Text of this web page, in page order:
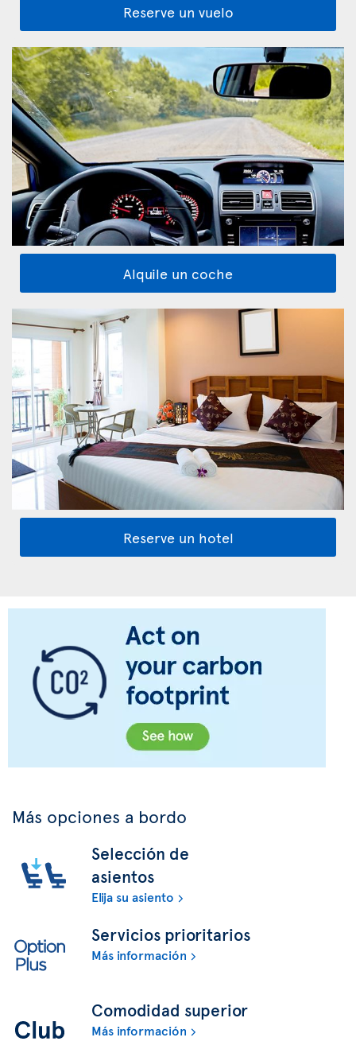
Reserve un vuelo
Alquile un coche
Reserve un hotel
Más opciones a bordo
Selección de
asientos
Elija su asiento
Servicios prioritarios
Más información
Comodidad superior
Más información